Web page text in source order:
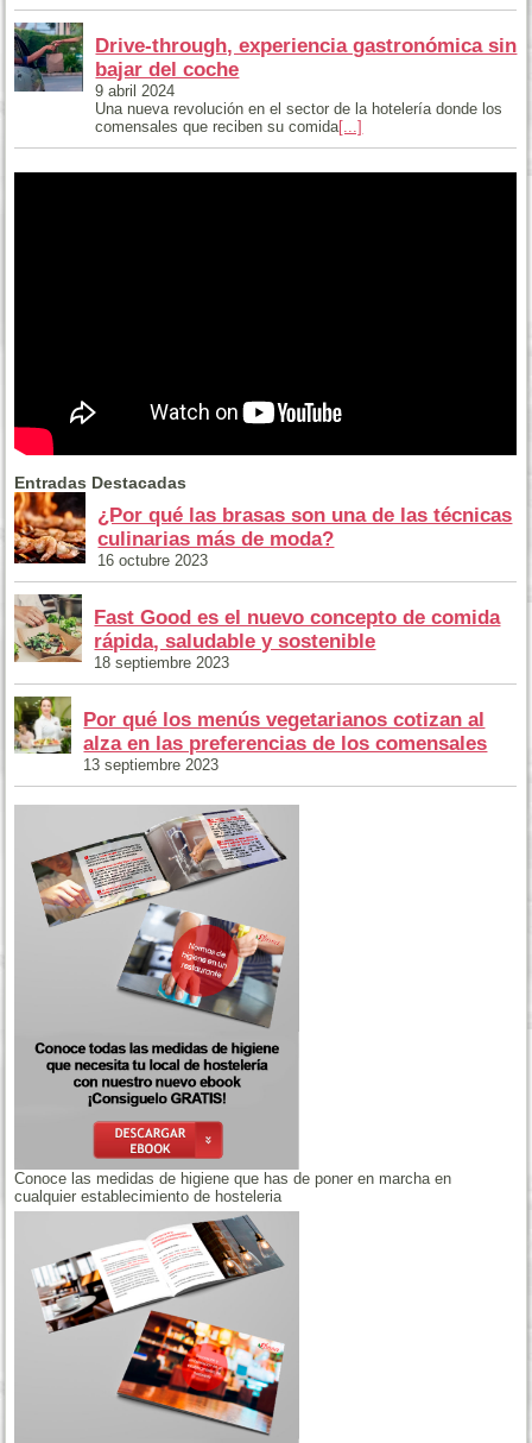
Drive-through, experiencia gastronómica sin
bajar del coche
9 abril 2024
Una nueva revolución en el sector de la hotelería donde los
comensales que reciben su comida[...]
Entradas Destacadas
¿Por qué las brasas son una de las técnicas
culinarias más de moda?
16 octubre 2023
Fast Good es el nuevo concepto de comida
rápida, saludable y sostenible
18 septiembre 2023
Por qué los menús vegetarianos cotizan al
alza en las preferencias de los comensales
13 septiembre 2023
Conoce las medidas de higiene que has de poner en marcha en
cualquier establecimiento de hosteleria